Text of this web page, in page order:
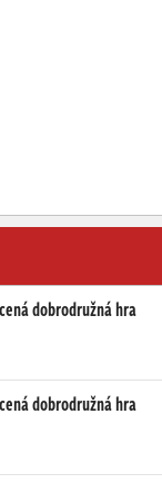
dobrodružná hra
dobrodružná hra